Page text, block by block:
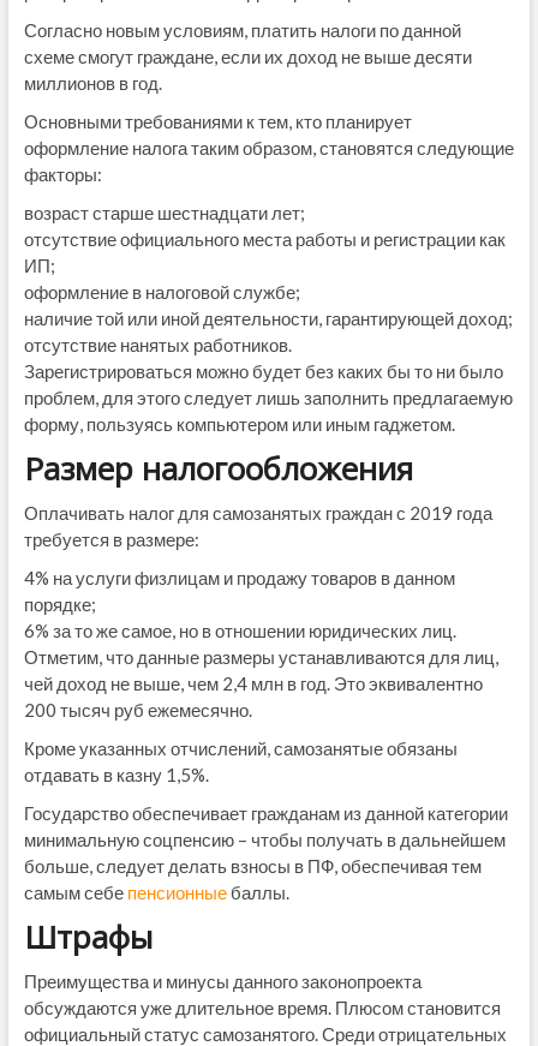
Согласно новым условиям, платить налоги по данной
схеме смогут граждане, если их доход не выше десяти
миллионов в год.
Основными требованиями к тем, кто планирует
оформление налога таким образом, становятся следующие
факторы:
возраст старше шестнадцати лет;
отсутствие официального места работы и регистрации как
ИП;
оформление в налоговой службе;
наличие той или иной деятельности, гарантирующей доход;
отсутствие нанятых работников.
Зарегистрироваться можно будет без каких бы то ни было
проблем, для этого следует лишь заполнить предлагаемую
форму, пользуясь компьютером или иным гаджетом.
Размер налогообложения
Оплачивать налог для самозанятых граждан с 2019 года
требуется в размере:
4% на услуги физлицам и продажу товаров в данном
порядке;
6% за то же самое, но в отношении юридических лиц.
Отметим, что данные размеры устанавливаются для лиц,
чей доход не выше, чем 2,4 млн в год. Это эквивалентно
200 тысяч руб ежемесячно.
Кроме указанных отчислений, самозанятые обязаны
отдавать в казну 1,5%.
Государство обеспечивает гражданам из данной категории
минимальную соцпенсию – чтобы получать в дальнейшем
больше, следует делать взносы в ПФ, обеспечивая тем
самым себе пенсионныебаллы.
Штрафы
Преимущества и минусы данного законопроекта
обсуждаются уже длительное время. Плюсом становится
официальный статус самозанятого. Среди отрицательных